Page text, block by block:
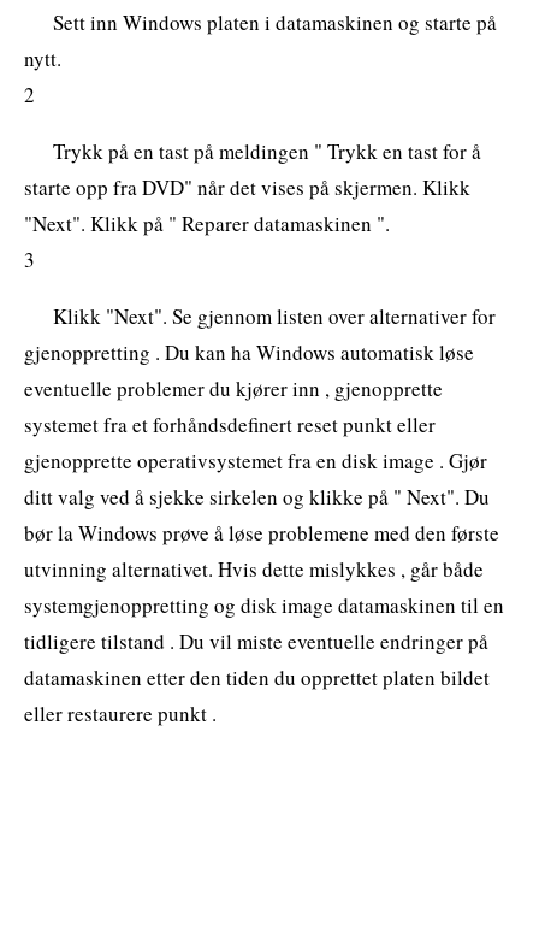
Sett inn Windows platen i datamaskinen og starte på
nytt.
2
Trykk på en tast på meldingen " Trykk en tast for å
starte opp fra DVD" når det vises på skjermen. Klikk
"Next". Klikk på " Reparer datamaskinen ".
3
Klikk "Next". Se gjennom listen over alternativer for
gjenoppretting . Du kan ha Windows automatisk løse
eventuelle problemer du kjører inn , gjenopprette
systemet fra et forhåndsdefinert reset punkt eller
gjenopprette operativsystemet fra en disk image . Gjør
ditt valg ved å sjekke sirkelen og klikke på " Next". Du
bør la Windows prøve å løse problemene med den første
utvinning alternativet. Hvis dette mislykkes , går både
systemgjenoppretting og disk image datamaskinen til en
tidligere tilstand . Du vil miste eventuelle endringer på
datamaskinen etter den tiden du opprettet platen bildet
eller restaurere punkt .